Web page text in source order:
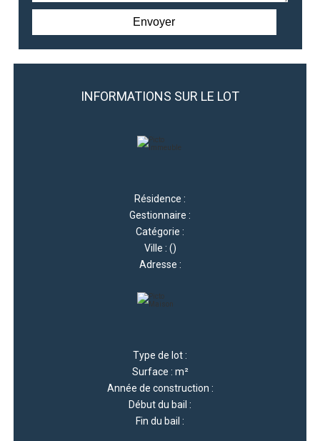
INFORMATIONS SUR LE LOT
Résidence :
Gestionnaire :
Catégorie :
Ville : ()
Adresse :
Type de lot :
Surface : m²
Année de construction :
Début du bail :
Fin du bail :